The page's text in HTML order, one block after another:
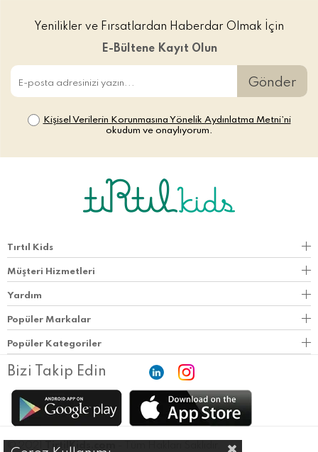
Yenilikler ve Fırsatlardan Haberdar Olmak İçin
E-Bültene Kayıt Olun
Gönder
Kişisel Verilerin Korunmasına Yönelik Aydınlatma Metni’ni
okudum ve onaylıyorum.
Tırtıl Kids
Müşteri Hizmetleri
Yardım
Popüler Markalar
Popüler Kategoriler
Bizi Takip Edin
© 2021 TirtilKids.com